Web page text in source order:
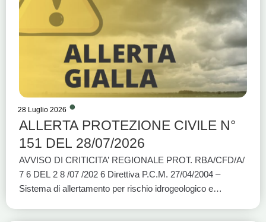
28 Luglio 2026
ALLERTA PROTEZIONE CIVILE N°
151 DEL 28/07/2026
AVVISO DI CRITICITA’ REGIONALE PROT. RBA/CFD/A/
7 6 DEL 2 8 /07 /202 6 Direttiva P.C.M. 27/04/2004 –
Sistema di allertamento per rischio idrogeologico e